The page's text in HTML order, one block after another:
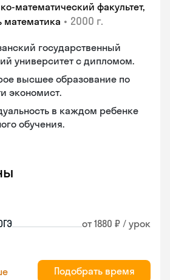
математический факультет,
математика • 2000 г.
государственный
университет с дипломом.
высшее образование по
экономист.
в каждом ребенке
обучения.
от 1880 ₽ / урок
Подобрать время